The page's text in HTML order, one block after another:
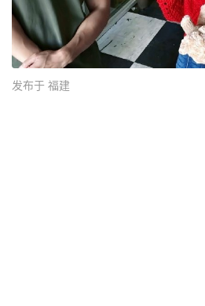
发布于 福建